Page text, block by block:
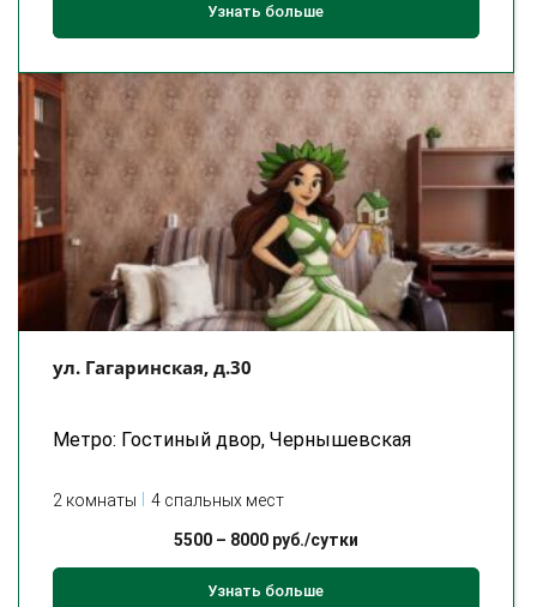
Узнать больше
ул. Гагаринская, д.30
Метро: Гостиный двор, Чернышевская
2 комнаты 4 спальных мест
5500– 8000руб./сутки
Узнать больше